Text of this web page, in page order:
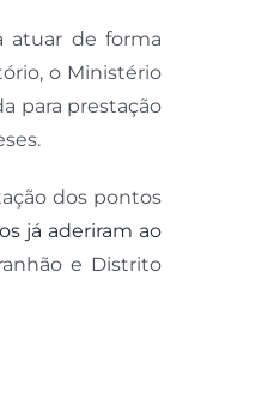
atuar de forma
o Ministério
para prestação
dos pontos
já aderiram ao
e Distrito